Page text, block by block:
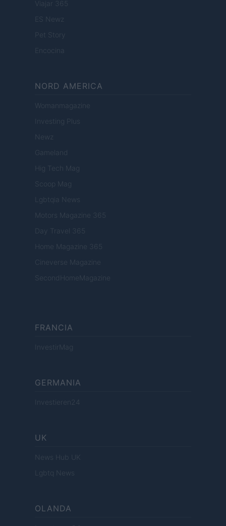
Viajar 365
ES Newz
Pet Story
Encocina
NORD AMERICA
Womanmagazine
Investing Plus
Newz
Gameland
Hig Tech Mag
Scoop Mag
Lgbtqia News
Motors Magazine 365
Day Travel 365
Home Magazine 365
Cineverse Magazine
SecondHomeMagazine
FRANCIA
InvestirMag
GERMANIA
Investieren24
UK
News Hub UK
Lgbtq News
OLANDA